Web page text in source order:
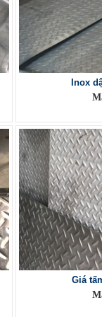
Inox
Giá